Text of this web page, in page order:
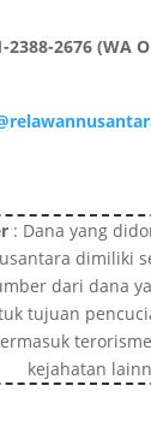
2388-2676 (WA
: Dana yang
dimiliki
dari dana
tujuan
kejahatan